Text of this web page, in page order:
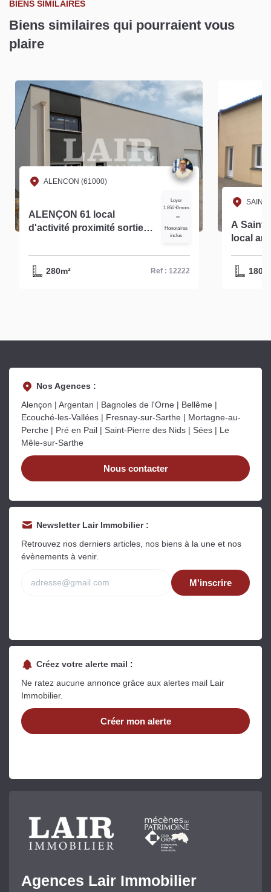
BIENS SIMILAIRES
Biens similaires qui pourraient vous
plaire
ALENCON (61000)
ALENÇON 61 local
d'activité proximité sortie
280m² -réf 12222
Loyer
1 850 €/mois
**
Honoraires
inclus
280m² Ref : 12222
SAINT
A Saint Paterne à louer
local
Nos Agences :
Alençon | Argentan | Bagnoles de l'Orne | Bellême |
Ecouché-les-Vallées | Fresnay-sur-Sarthe | Mortagne-au-
Perche | Pré en Pail | Saint-Pierre des Nids | Sées | Le
Mêle-sur-Sarthe
Nous contacter
Newsletter Lair Immobilier :
Retrouvez nos derniers articles, nos biens à la une et nos
évènements à venir.
M'inscrire
Créez votre alerte mail :
Ne ratez aucune annonce grâce aux alertes mail Lair
Immobilier.
Créer mon alerte
Agences Lair Immobilier